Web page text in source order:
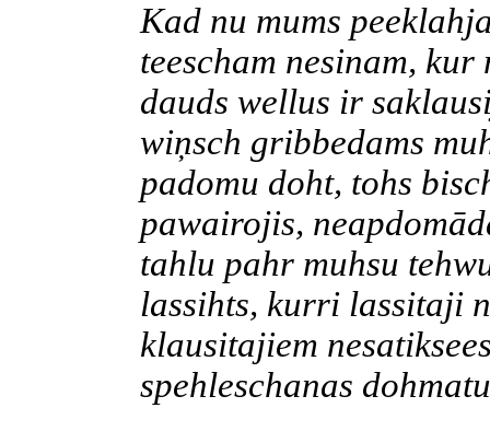
Kad nu mums
teescham nesinam, kur
dauds wellus ir
wiņsch gribbedams
padomu doht, tohs
pawairojis,
tahlu pahr muhsu
lassihts, kurri lassitaji
klausitajiem
spehleschanas dohmatu